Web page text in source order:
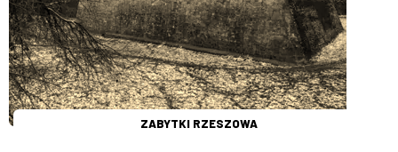
ZABYTKI RZESZOWA